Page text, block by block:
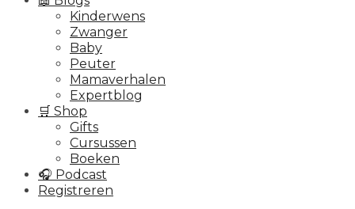
Kinderwens
Zwanger
Baby
Peuter
Mamaverhalen
Expertblog
🛒 Shop
Gifts
Cursussen
Boeken
🎧 Podcast
Registreren